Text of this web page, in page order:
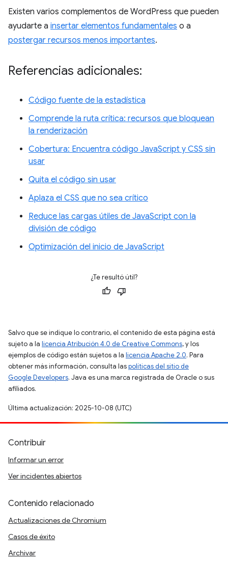
Existen varios complementos de WordPress que pueden
ayudarte a insertar elementos fundamentales o a
postergar recursos menos importantes.
Referencias adicionales:
Código fuente de la estadística
Comprende la ruta crítica: recursos que bloquean
la renderización
Cobertura: Encuentra código JavaScript y CSS sin
usar
Quita el código sin usar
Aplaza el CSS que no sea crítico
Reduce las cargas útiles de JavaScript con la
división de código
Optimización del inicio de JavaScript
¿Te resultó útil?
Salvo que se indique lo contrario, el contenido de esta página está
sujeto a la licencia Atribución 4.0 de Creative Commons, y los
ejemplos de código están sujetos a la licencia Apache 2.0. Para
obtener más información, consulta laspolíticas del sitio de
Google Developers. Java es una marca registrada de Oracle o sus
afiliados.
Última actualización: 2025-10-08 (UTC)
Contribuir
Informar un error
Ver incidentes abiertos
Contenido relacionado
Actualizaciones de Chromium
Casos de éxito
Archivar